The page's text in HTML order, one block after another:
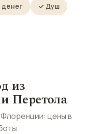
✓ Душ
из
Перетола
цены в